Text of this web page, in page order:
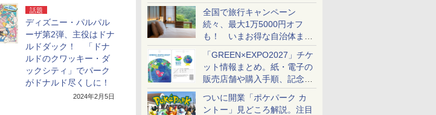
ど大型イベント目白押し！
全国で旅行キャンペーン
続々、最大1万5000円オフ
も！ いまお得な自治体まと
め
「GREEN×EXPO2027」チケ
ット情報まとめ。紙・電子の
販売店舗や購入手順、記念チ
ケットも解説
ついに開業「ポケパーク カ
ントー」見どころ解説。注目
話題
ディズニー・パルパル
ーザ第2弾、主役はドナ
ルドダック！ 「ドナ
ルドのクワッキー・ダ
ックシティ」でパーク
がドナルド尽くしに！
2024年2月5日